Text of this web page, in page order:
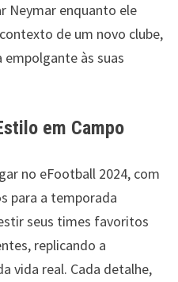
Neymar enquanto ele
de um novo clube,
às suas
em Campo
no eFootball 2024, com
para a temporada
seus times favoritos
replicando a
vida real. Cada detalhe,